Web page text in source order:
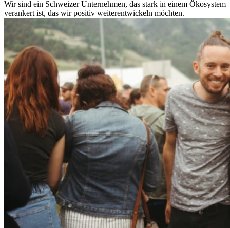
Wir sind ein Schweizer Unternehmen, das stark in einem Ökosystem
verankert ist, das wir positiv weiterentwickeln möchten.